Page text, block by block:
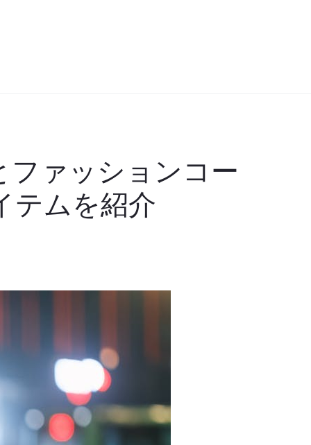
ファッションコー
テムを紹介